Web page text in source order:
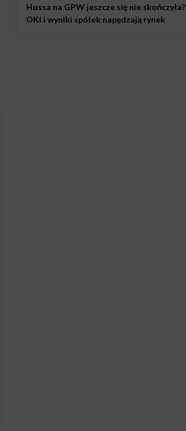
Hossa na GPW jeszcze się nie skończyła?
OKI i wyniki spółek napędzają rynek